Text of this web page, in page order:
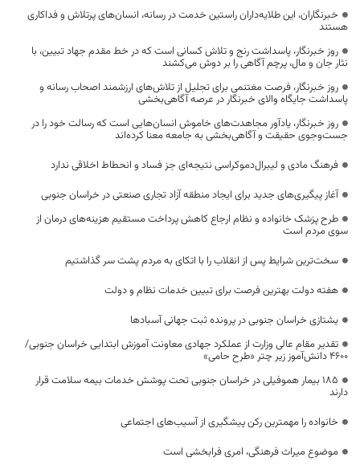
خبرنگاران، این طلایه‌داران راستین خدمت در رسانه، انسان‌های پرتلاش و فداکاری
هستند
روز خبرنگار، پاسداشت رنج و تلاش کسانی است که در خط مقدم جهاد تبیین، با
نثار جان و مال، پرچم آگاهی را بر دوش می‌کشند
روز خبرنگار، فرصت مغتنمی برای تجلیل از تلاش‌های ارزشمند اصحاب رسانه و
پاسداشت جایگاه والای خبرنگار در عرصه آگاهی‌بخشی
روز خبرنگار، یادآور مجاهدت‌های خاموش انسان‌هایی است که رسالت خود را در
جست‌وجوی حقیقت و آگاهی‌بخشی به جامعه معنا کرده‌اند
فرهنگ مادی و لیبرال‌دموکراسی نتیجه‌ای جز فساد و انحطاط اخلاقی ندارد
آغاز پیگیری‌های جدید برای ایجاد منطقه آزاد تجاری صنعتی در خراسان جنوبی
طرح پزشک خانواده و نظام ارجاع کاهش پرداخت مستقیم هزینه‌های درمان از
سوی مردم است
سخت‌ترین شرایط پس از انقلاب را با اتکای به مردم پشت سر گذاشتیم
هفته دولت بهترین فرصت برای تبیین خدمات نظام و دولت
یشتازی خراسان جنوبی در پرونده ثبت جهانی آسبادها
تقدیر مقام عالی وزارت از عملکرد جهادی معاونت آموزش ابتدایی خراسان جنوبی/
۴۶۰۰ دانش‌آموز زیر چتر «طرح حامی»
۱۸۵ بیمار هموفیلی در خراسان جنوبی تحت پوشش خدمات بیمه سلامت قرار
دارند
خانواده را مهمترین رکن پیشگیری از آسیب‌های اجتماعی
موضوع میراث فرهنگی، امری فرابخشی است